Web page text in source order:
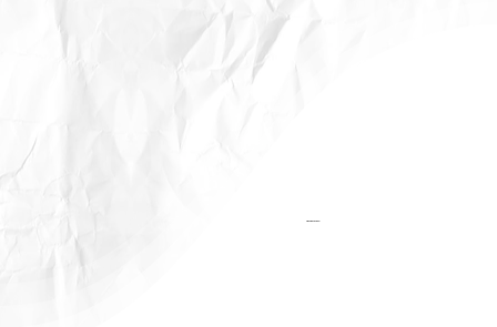
Aktualisiert: